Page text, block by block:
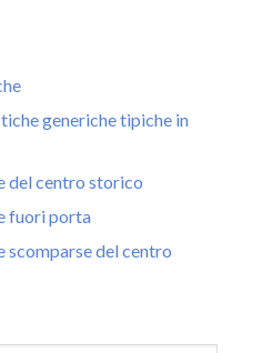
generiche tipiche in
del centro storico
fuori porta
scomparse del centro